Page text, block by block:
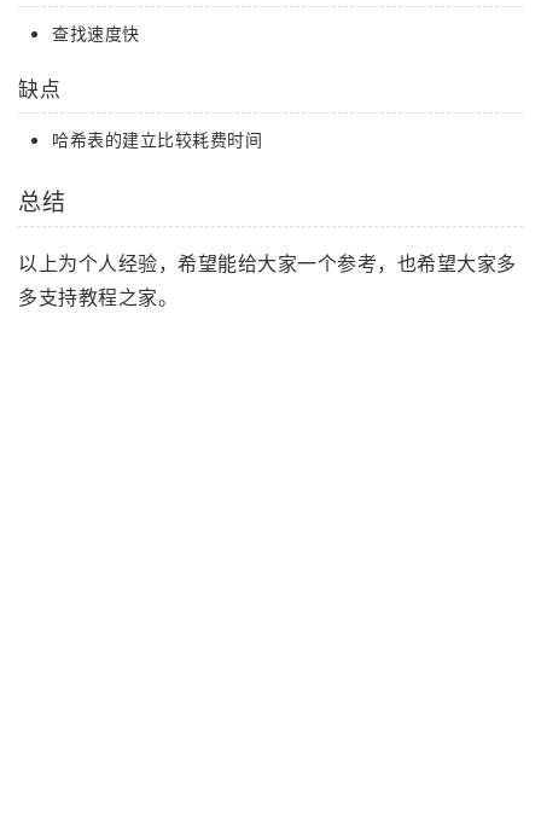
查找速度快
缺点
哈希表的建立比较耗费时间
总结
以上为个人经验，希望能给大家一个参考，也希望大家多
多支持教程之家。